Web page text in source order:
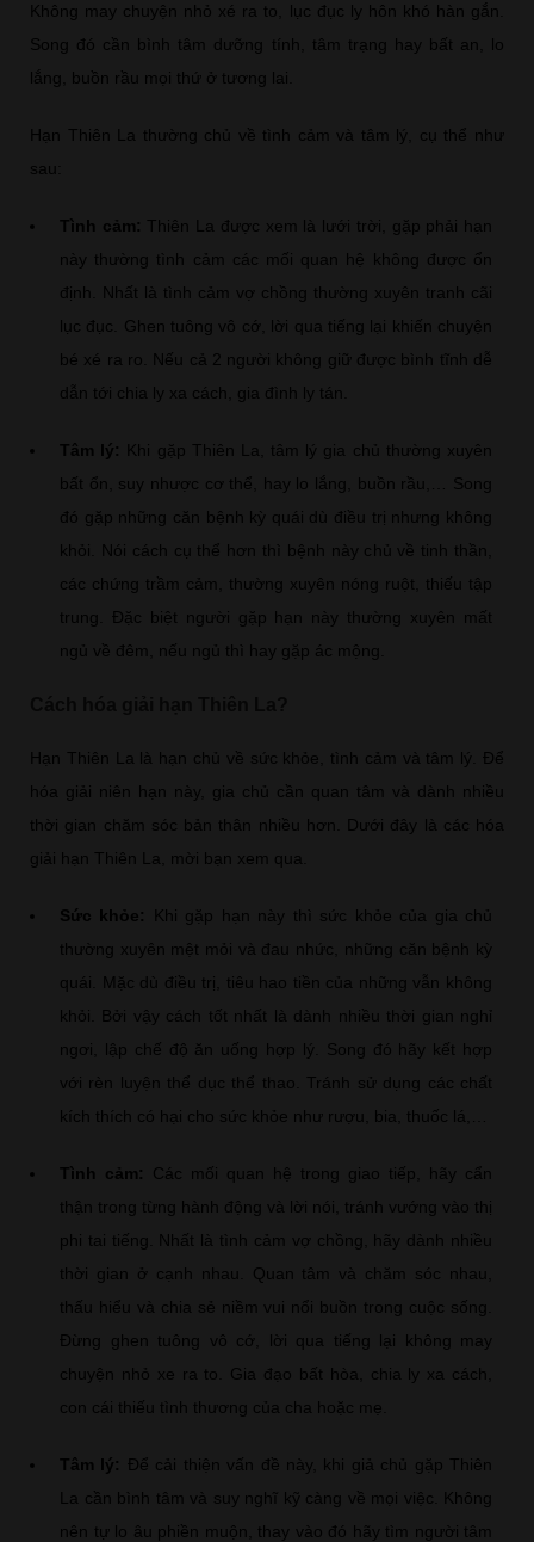
Không may chuyện nhỏ xé ra to, lục đục ly hôn khó hàn gắn.
Song đó cần bình tâm dưỡng tính, tâm trạng hay bất an, lo
lắng, buồn rầu mọi thứ ở tương lai.
Hạn Thiên La thường chủ về tình cảm và tâm lý, cụ thể như
sau:
Tình cảm: Thiên La được xem là lưới trời, gặp phải hạn
này thường tình cảm các mối quan hệ không được ổn
định. Nhất là tình cảm vợ chồng thường xuyên tranh cãi
lục đục. Ghen tuông vô cớ, lời qua tiếng lại khiến chuyện
bé xé ra ro. Nếu cả 2 người không giữ được bình tĩnh dễ
dẫn tới chia ly xa cách, gia đình ly tán.
Tâm lý: Khi gặp Thiên La, tâm lý gia chủ thường xuyên
bất ổn, suy nhược cơ thể, hay lo lắng, buồn rầu,… Song
đó gặp những căn bệnh kỳ quái dù điều trị nhưng không
khỏi. Nói cách cụ thể hơn thì bệnh này chủ về tinh thần,
các chứng trầm cảm, thường xuyên nóng ruột, thiếu tập
trung. Đặc biệt người gặp hạn này thường xuyên mất
ngủ về đêm, nếu ngủ thì hay gặp ác mộng.
Hạn Thiên La là hạn chủ về sức khỏe, tình cảm và tâm lý. Để
hóa giải niên hạn này, gia chủ cần quan tâm và dành nhiều
thời gian chăm sóc bản thân nhiều hơn. Dưới đây là các hóa
giải hạn Thiên La, mời bạn xem qua.
Sức khỏe:
Khi gặp hạn này thì sức khỏe của gia chủ
thường xuyên mệt mỏi và đau nhức, những căn bệnh kỳ
quái. Mặc dù điều trị, tiêu hao tiền của những vẫn không
khỏi. Bởi vậy cách tốt nhất là dành nhiều thời gian nghỉ
ngơi, lập chế độ ăn uống hợp lý. Song đó hãy kết hợp
với rèn luyện thể dục thể thao. Tránh sử dụng các chất
kích thích có hại cho sức khỏe như rượu, bia, thuốc lá,…
Tình cảm: Các mối quan hệ trong giao tiếp, hãy cẩn
thận trong từng hành động và lời nói, tránh vướng vào thị
phi tai tiếng. Nhất là tình cảm vợ chồng, hãy dành nhiều
thời gian ở cạnh nhau. Quan tâm và chăm sóc nhau,
thấu hiểu và chia sẻ niềm vui nổi buồn trong cuộc sống.
Đừng ghen tuông vô cớ, lời qua tiếng lại không may
chuyện nhỏ xe ra to. Gia đạo bất hòa, chia ly xa cách,
con cái thiếu tình thương của cha hoặc mẹ.
Tâm lý: Để cải thiện vấn đề này, khi giả chủ gặp Thiên
La cần bình tâm và suy nghĩ kỹ càng về mọi việc. Không
nên tự lo âu phiền muộn, thay vào đó hãy tìm người tâm